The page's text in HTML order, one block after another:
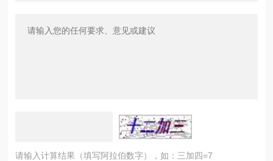
请输入计算结果（填写阿拉伯数字），如：三加四=7